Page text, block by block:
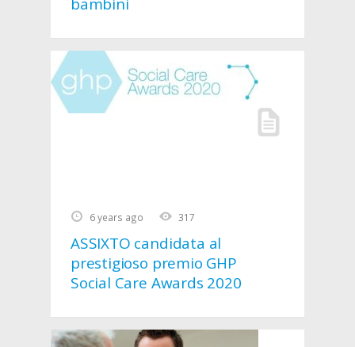
6 years ago 317
ASSIXTO candidata al
prestigioso premio GHP
Social Care Awards 2020